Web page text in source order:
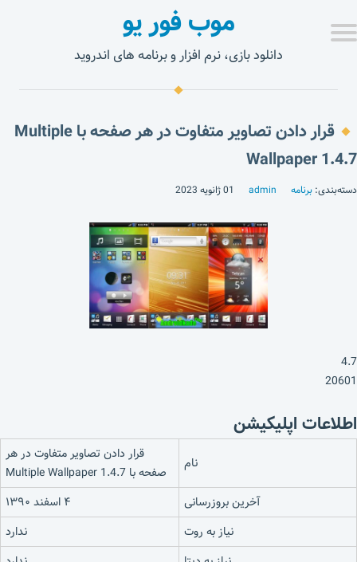
موب فور یو
دانلود بازی، نرم افزار و برنامه های اندروید
قرار دادن تصاویر متفاوت در هر صفحه با Multiple
Wallpaper 1.4.7
دسته‌بندی: برنامه admin 01 ژانویه 2023
4.7
20601
اطلاعات اپلیکیشن
نام
قرار دادن تصاویر متفاوت در هر
صفحه با Multiple Wallpaper 1.4.7
آخرین بروزرسانی
۴ اسفند ۱۳۹۰
نیاز به روت
ندارد